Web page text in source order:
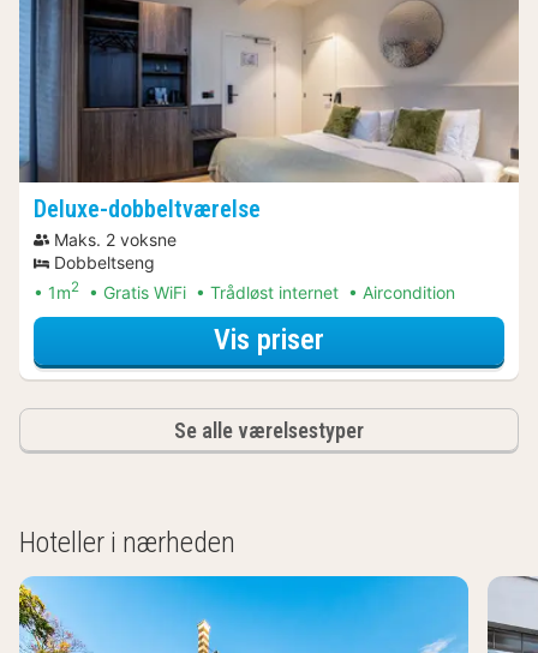
Deluxe-dobbeltværelse
Maks. 2 voksne
Dobbeltseng
1m2 Gratis WiFi Trådløst internet Aircondition
Vis priser
Se alle værelsestyper
Hoteller i nærheden